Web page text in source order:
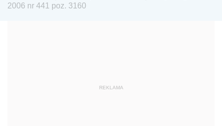
Dziennik Urzędowy Ministra Gospodarki Morskiej
Dziennik Urzędowy Ministra Kultury i Dziedzictwa
2006 nr 441 poz. 3160
REKLAMA